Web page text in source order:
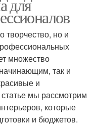
для
творчество, но и
множество
так и
и
мы рассмотрим
которые
и бюджетов.